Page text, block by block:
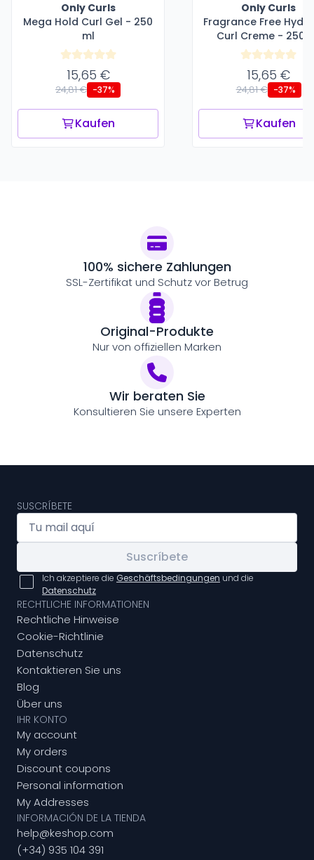
Only Curls
Mega Hold Curl Gel - 250
ml
15,65 €
24,81 € -37%
Kaufen
Only Curls
Fragrance Free
Curl Creme - 250
15,65 €
24,81 € -37%
Kaufen
100% sichere Zahlungen
SSL-Zertifikat und Schutz vor Betrug
Original-Produkte
Nur von offiziellen Marken
Wir beraten Sie
Konsultieren Sie unsere Experten
SUSCRÍBETE
Suscríbete
Ich akzeptiere die Geschäftsbedingungen und die
Datenschutz
RECHTLICHE INFORMATIONEN
Rechtliche Hinweise
Cookie-Richtlinie
Datenschutz
Kontaktieren Sie uns
Blog
Über uns
IHR KONTO
My account
My orders
Discount coupons
Personal information
My Addresses
INFORMACIÓN DE LA TIENDA
help@keshop.com
(+34) 935 104 391